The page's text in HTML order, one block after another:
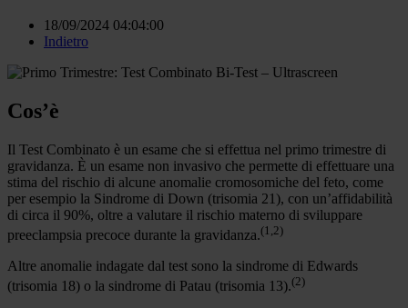
18/09/2024 04:04:00
Indietro
Cos’è
Il Test Combinato è un esame che si effettua nel primo trimestre di
gravidanza. È un esame non invasivo che permette di effettuare una
stima del rischio di alcune anomalie cromosomiche del feto, come
per esempio la Sindrome di Down (trisomia 21), con un’affidabilità
di circa il 90%, oltre a valutare il rischio materno di sviluppare
preeclampsia precoce durante la gravidanza.(1,2)
Altre anomalie indagate dal test sono la sindrome di Edwards
(trisomia 18) o la sindrome di Patau (trisomia 13).(2)